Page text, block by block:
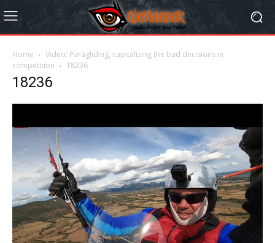
Home
Video: Paragliding, capitalizing the bad decisions in
competition
18236
18236